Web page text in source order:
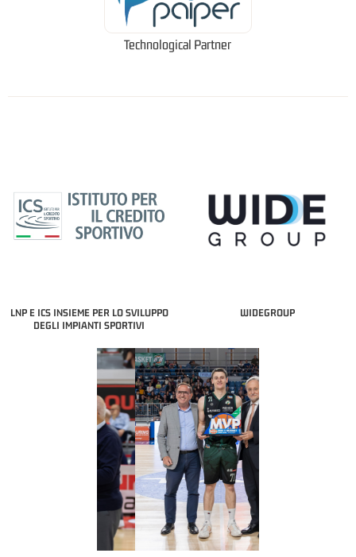
Technological Partner
LNP E ICS INSIEME PER LO SVILUPPO
DEGLI IMPIANTI SPORTIVI
WIDEGROUP